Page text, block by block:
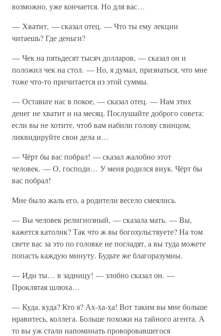
возможно, уже кончается. Но для вас…
— Хватит, — сказал отец. — Что ты ему лекции
читаешь? Где деньги?
— Чек на пятьдесят тысяч долларов, — сказал он и
положил чек на стол. — Но, я думал, признаться, что мне
тоже что-то причитается из этой суммы.
— Оставьте нас в покое, — сказал отец. — Нам этих
денег не хватит и на месяц. Послушайте доброго совета:
если вы не хотите, чтоб вам набили голову свинцом,
ликвидируйте свои дела и…
— Чёрт бы вас побрал! — сказал жалобно этот
человек. — О, господи… У меня родился внук. Чёрт бы
вас побрал!
Мне было жаль его, а родители весело смеялись.
— Вы человек религиозный, — сказала мать. — Вы,
кажется католик? Так что ж вы богохульствуете? На том
свете вас за это по головке не погладят, а вы туда можете
попасть каждую минуту. Будьте же благоразумны.
— Иди ты… в задницу! — злобно сказал он. —
Проклятая шлюха…
— Куда, куда? Кто я? Ах-ха-ха! Вот таким вы мне больше
нравитесь, коллега. Больше похожи на тайного агента. А
то вы уж стали напоминать проворовавшегося